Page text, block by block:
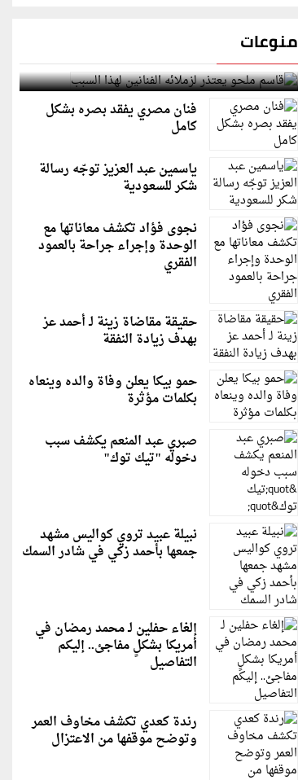
منوعات
قاسم ملحو يعتذر لزملائه الفنانين لهذا السبب
فنان مصري يفقد بصره بشكل
كامل
ياسمين عبد العزيز توجّه رسالة
شكر للسعودية
نجوى فؤاد تكشف معاناتها مع
الوحدة وإجراء جراحة بالعمود
الفقري
حقيقة مقاضاة زينة لـ أحمد عز
بهدف زيادة النفقة
حمو بيكا يعلن وفاة والده وينعاه
بكلمات مؤثرة
صبري عبد المنعم يكشف سبب
دخوله "تيك توك"
نبيلة عبيد تروي كواليس مشهد
جمعها بأحمد زكي في شادر السمك
إلغاء حفلين لـ محمد رمضان في
أمريكا بشكلٍ مفاجئ.. إليكم
التفاصيل
رندة كعدي تكشف مخاوف العمر
وتوضح موقفها من الاعتزال